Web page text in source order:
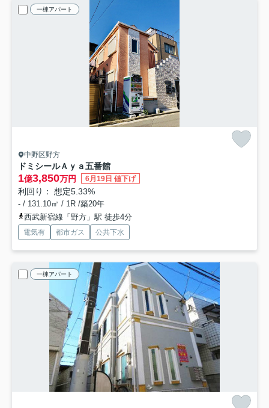
一棟アパート
中野区野方
ドミシールＡｙａ五番館
1億3,850万円 6月19日 値下げ
利回り： 想定5.33%
- / 131.10㎡ / 1R /築20年
西武新宿線「野方」駅 徒歩4分
電気有 都市ガス 公共下水
一棟アパート